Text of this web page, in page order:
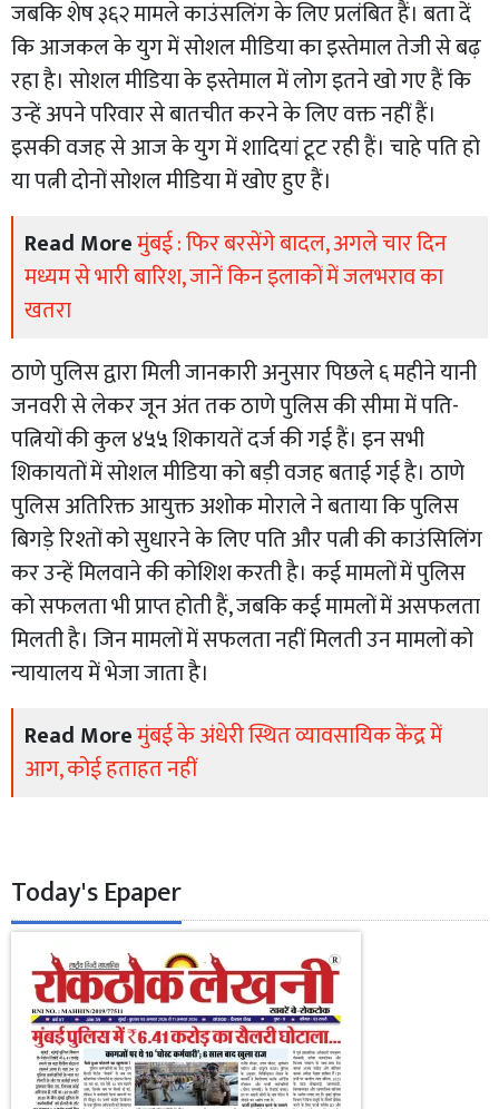
जबकि शेष ३६२ मामले काउंसलिंग के लिए प्रलंबित हैं। बता दें
कि आजकल के युग में सोशल मीडिया का इस्तेमाल तेजी से बढ़
रहा है। सोशल मीडिया के इस्तेमाल में लोग इतने खो गए हैं कि
उन्हें अपने परिवार से बातचीत करने के लिए वक्त नहीं हैं।
इसकी वजह से आज के युग में शादियां टूट रही हैं। चाहे पति हो
या पत्नी दोनों सोशल मीडिया में खोए हुए हैं।
Read Moreमुंबई : फिर बरसेंगे बादल, अगले चार दिन
मध्यम से भारी बारिश, जानें किन इलाकों में जलभराव का
खतरा
ठाणे पुलिस द्वारा मिली जानकारी अनुसार पिछले ६ महीने यानी
जनवरी से लेकर जून अंत तक ठाणे पुलिस की सीमा में पति-
पत्नियों की कुल ४५५ शिकायतें दर्ज की गई हैं। इन सभी
शिकायतों में सोशल मीडिया को बड़ी वजह बताई गई है। ठाणे
पुलिस अतिरिक्त आयुक्त अशोक मोराले ने बताया कि पुलिस
बिगड़े रिश्तों को सुधारने के लिए पति और पत्नी की काउंसिलिंग
कर उन्हें मिलवाने की कोशिश करती है। कई मामलों में पुलिस
को सफलता भी प्राप्त होती हैं, जबकि कई मामलों में असफलता
मिलती है। जिन मामलों में सफलता नहीं मिलती उन मामलों को
न्यायालय में भेजा जाता है।
Read Moreमुंबई के अंधेरी स्थित व्यावसायिक केंद्र में
आग, कोई हताहत नहीं
Today's Epaper